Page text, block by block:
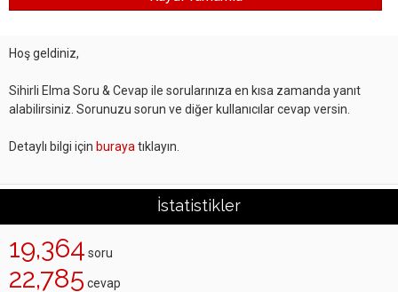
Hoş geldiniz,
Sihirli Elma Soru & Cevap ile sorularınıza en kısa zamanda yanıt
alabilirsiniz. Sorunuzu sorun ve diğer kullanıcılar cevap versin.
Detaylı bilgi için buraya tıklayın.
İstatistikler
19,364 soru
22,785 cevap